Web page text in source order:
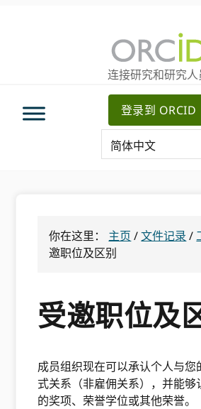
连接研究和研究人
登录到 ORCID
你在这里： 主页 /文件记录 /
邀职位及区别
受邀职位及
成员组织现在可以承认个人与您
式关系（非雇佣关系），并能够
的奖项、荣誉学位或其他荣誉。